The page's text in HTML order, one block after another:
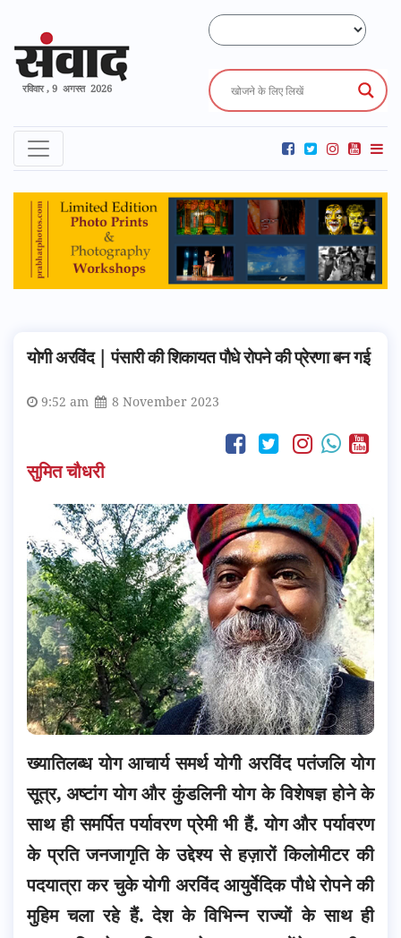
रविवार , 9 अगस्त 2026
योगी अरविंद | पंसारी की शिकायत पौधे रोपने की प्रेरणा बन गई
9:52 am 8 November 2023
सुमित चौधरी
ख्यातिलब्ध योग आचार्य समर्थ योगी अरविंद पतंजलि योग
सूत्र, अष्टांग योग और कुंडलिनी योग के विशेषज्ञ होने के
साथ ही समर्पित पर्यावरण प्रेमी भी हैं. योग और पर्यावरण
के प्रति जनजागृति के उद्देश्य से हज़ारों किलोमीटर की
पदयात्रा कर चुके योगी अरविंद आयुर्वेदिक पौधे रोपने की
मुहिम चला रहे हैं.देश के विभिन्न राज्यों के साथ ही